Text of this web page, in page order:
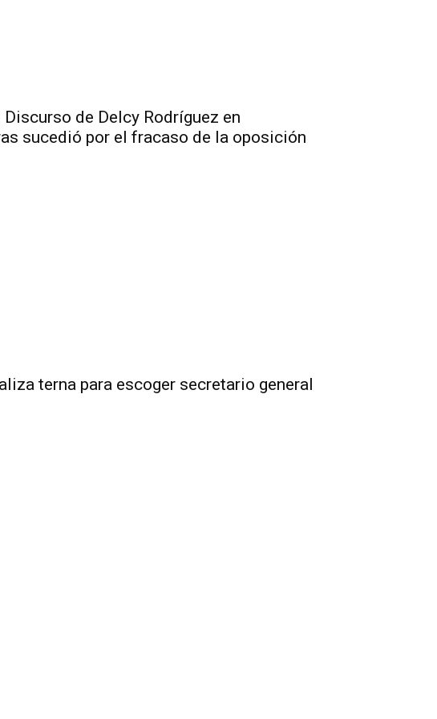
Discurso de Delcy Rodríguez en
sucedió por el fracaso de la oposición
terna para escoger secretario general